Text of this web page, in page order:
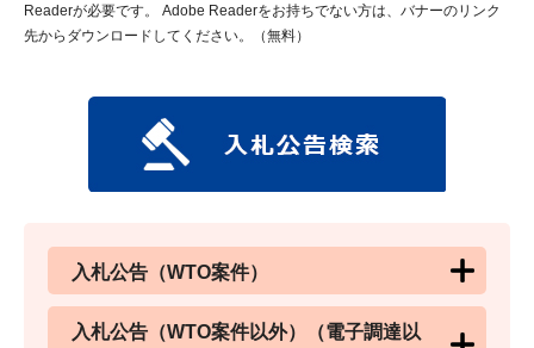
Readerが必要です。
Adobe Readerをお持ちでない方は、バナーのリンク
先からダウンロードしてください。（無料）
入札公告（WTO案件）
入札公告（WTO案件以外）（電子調達以